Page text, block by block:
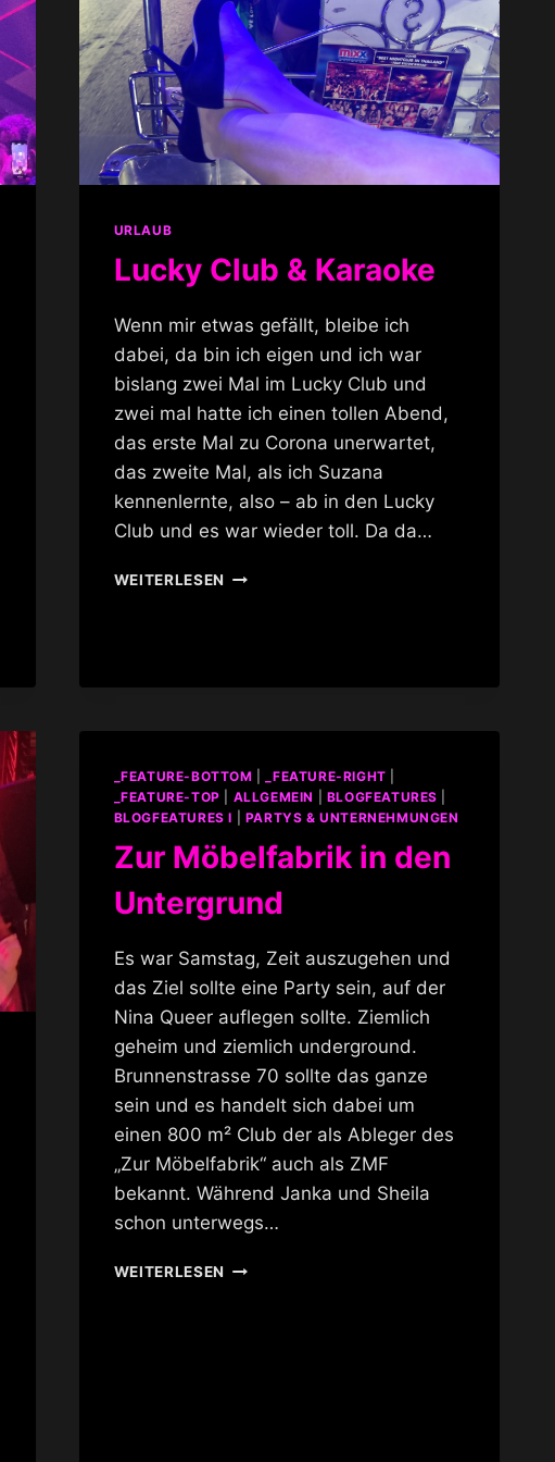
URLAUB
Lucky Club & Karaoke
Wenn mir etwas gefällt, bleibe ich
dabei, da bin ich eigen und ich war
bislang zwei Mal im Lucky Club und
zwei mal hatte ich einen tollen Abend,
das erste Mal zu Corona unerwartet,
das zweite Mal, als ich Suzana
kennenlernte, also – ab in den Lucky
Club und es war wieder toll. Da da…
WEITERLESEN LUCKY
_FEATURE-BOTTOM _FEATURE-RIGHT
_FEATURE-TOP
ALLGEMEIN BLOGFEATURES
BLOGFEATURES I
PARTYS & UNTERNEHMUNGEN
Zur Möbelfabrik in den
Untergrund
Es war Samstag, Zeit auszugehen und
das Ziel sollte eine Party sein, auf der
Nina Queer auflegen sollte. Ziemlich
geheim und ziemlich underground.
Brunnenstrasse 70 sollte das ganze
sein und es handelt sich dabei um
einen 800 m² Club der als Ableger des
„Zur Möbelfabrik“ auch als ZMF
bekannt. Während Janka und Sheila
schon unterwegs…
WEITERLESEN ZUR